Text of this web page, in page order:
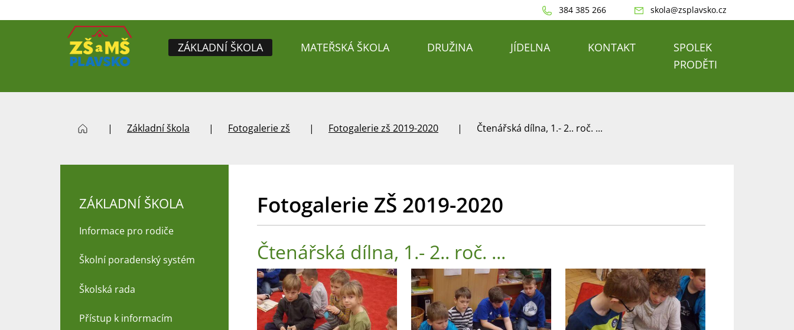
384 385 266 skola@zsplavsko.cz
ZÁKLADNÍ ŠKOLA MATEŘSKÁ ŠKOLA DRUŽINA JÍDELNA KONTAKT
SPOLEK
PRODĚTI
Základní škola Fotogalerie zš Fotogalerie zš 2019-2020 Čtenářská dílna, 1.- 2.. roč. ...
Fotogalerie ZŠ 2019-2020
Čtenářská dílna, 1.- 2.. roč. ...
ZÁKLADNÍ ŠKOLA
Informace pro rodiče
Školní poradenský systém
Školská rada
Přístup k informacím